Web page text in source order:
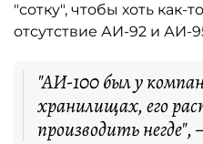
"сотку", чтобы хоть как-
отсутствие АИ-92 и АИ-
"АИ-100 был у
хранилищах, его
производить негде",